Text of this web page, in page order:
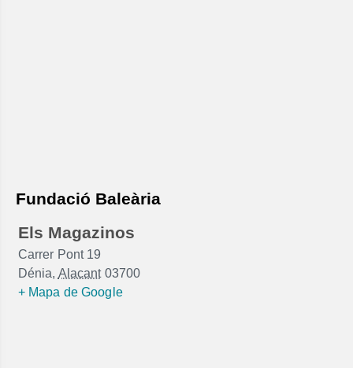
Fundació Baleària
Els Magazinos
Carrer Pont 19
Dénia, Alacant 03700
+ Mapa de Google